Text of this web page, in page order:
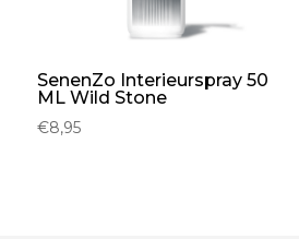
SenenZo Interieurspray 50
ML Wild Stone
€8,95